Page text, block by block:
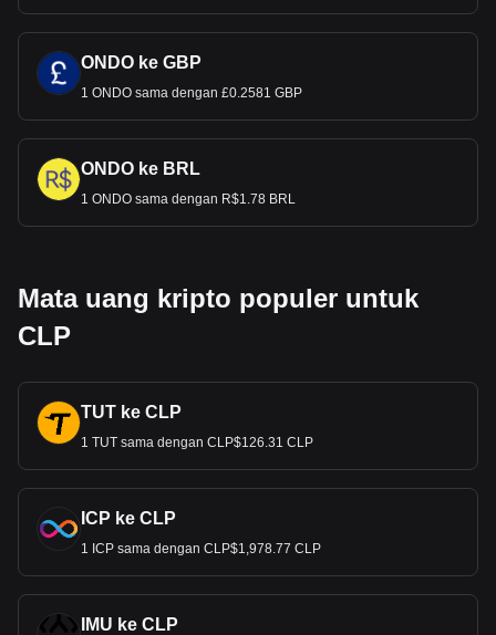
ONDO ke GBP
1 ONDO sama dengan £0.2581 GBP
ONDO ke BRL
1 ONDO sama dengan R$1.78 BRL
Mata uang kripto populer untuk
CLP
TUT ke CLP
1 TUT sama dengan CLP$126.31 CLP
ICP ke CLP
1 ICP sama dengan CLP$1,978.77 CLP
IMU ke CLP